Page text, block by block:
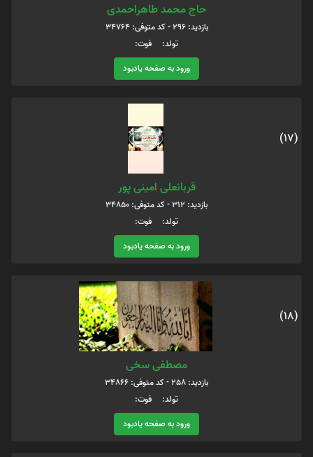
حاج محمد طاهراحمدی
بازدید: 296 - کد متوفی: 34764
تولد: فوت:
ورود به صفحه یادبود
(17)
قربانعلی امینی پور
بازدید: 312 - کد متوفی: 34850
تولد: فوت:
ورود به صفحه یادبود
(18)
مصطفی سخی
بازدید: 258 - کد متوفی: 34866
تولد: فوت:
ورود به صفحه یادبود